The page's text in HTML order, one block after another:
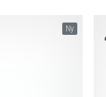
Ny